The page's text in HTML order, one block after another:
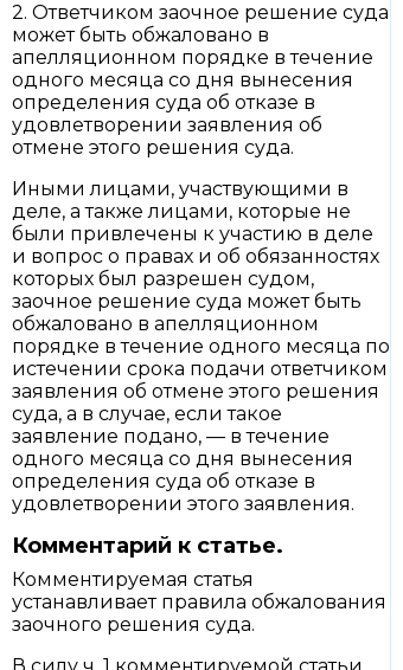
2. Ответчиком заочное решение суда
может быть обжаловано в
апелляционном порядке в течение
одного месяца со дня вынесения
определения суда об отказе в
удовлетворении заявления об
отмене этого решения суда.
Иными лицами, участвующими в
деле, а также лицами, которые не
были привлечены к участию в деле
и вопрос о правах и об обязанностях
которых был разрешен судом,
заочное решение суда может быть
обжаловано в апелляционном
порядке в течение одного месяца по
истечении срока подачи ответчиком
заявления об отмене этого решения
суда, а в случае, если такое
заявление подано, — в течение
одного месяца со дня вынесения
определения суда об отказе в
удовлетворении этого заявления.
Комментарий к статье.
Комментируемая статья
устанавливает правила обжалования
заочного решения суда.